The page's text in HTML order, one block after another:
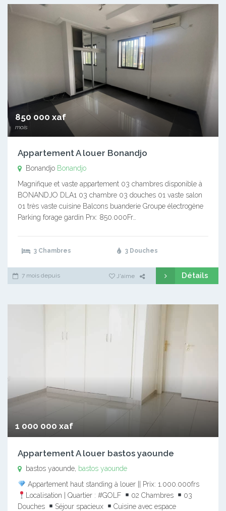
850 000 xaf
mois
Appartement A louer Bonandjo
Bonandjo Bonandjo
Magnifique et vaste appartement 03 chambres disponible à
BONANDJO DLA1 03 chambre 03 douches 01 vaste salon
01 très vaste cuisine Balcons buanderie Groupe électrogène
Parking forage gardin Prx: 850.000Fr…
3 Chambres 3 Douches
7 mois depuis J'aime Détails
1 000 000 xaf
Appartement A louer bastos yaounde
bastos yaounde, bastos yaounde
Appartement haut standing à louer || Prix: 1.000.000frs
Localisation | Quartier : #GOLF
02 Chambres
03
Douches
Séjour spacieux
Cuisine avec espace